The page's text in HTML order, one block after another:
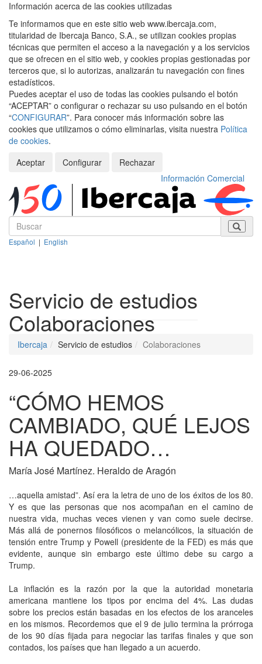
Información acerca de las cookies utilizadas
Te informamos que en este sitio web www.ibercaja.com,
titularidad de Ibercaja Banco, S.A., se utilizan cookies propias
técnicas que permiten el acceso a la navegación y a los servicios
que se ofrecen en el sitio web, y cookies propias gestionadas por
terceros que, si lo autorizas, analizarán tu navegación con fines
estadísticos.
Puedes aceptar el uso de todas las cookies pulsando el botón
“ACEPTAR” o configurar o rechazar su uso pulsando en el botón
“CONFIGURAR”. Para conocer más información sobre las
cookies que utilizamos o cómo eliminarlas, visita nuestra Política
de cookies.
Aceptar
Configurar
Rechazar
Información Comercial
Español | English
Servicio de estudios
Colaboraciones
Ibercaja Servicio de estudios Colaboraciones
29-06-2025
“CÓMO HEMOS
CAMBIADO, QUÉ LEJOS
HA QUEDADO…
María José Martínez. Heraldo de Aragón
…aquella amistad”. Así era la letra de uno de los éxitos de los 80.
Y es que las personas que nos acompañan en el camino de
nuestra vida, muchas veces vienen y van como suele decirse.
Más allá de ponernos filosóficos o melancólicos, la situación de
tensión entre Trump y Powell (presidente de la FED) es más que
evidente, aunque sin embargo este último debe su cargo a
Trump.
La inflación es la razón por la que la autoridad monetaria
americana mantiene los tipos por encima del 4%. Las dudas
sobre los precios están basadas en los efectos de los aranceles
en los mismos. Recordemos que el 9 de julio termina la prórroga
de los 90 días fijada para negociar las tarifas finales y que son
contados, los países que han llegado a un acuerdo.